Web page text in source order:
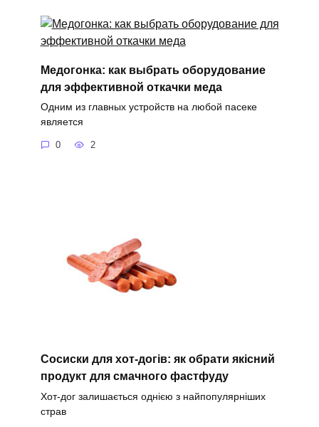
Медогонка: как выбрать оборудование
для эффективной откачки меда
Одним из главных устройств на любой пасеке
является
0 2
Сосиски для хот-догів: як обрати якісний
продукт для смачного фастфуду
Хот-дог залишається однією з найпопулярніших
страв